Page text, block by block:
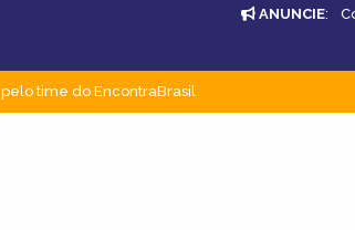
ANUNCIE:
pelo time do EncontraBrasil